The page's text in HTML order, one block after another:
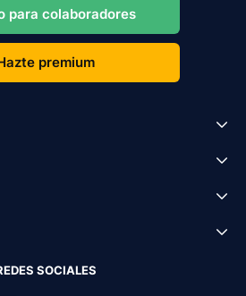
para colaboradores
premium
SOCIALES